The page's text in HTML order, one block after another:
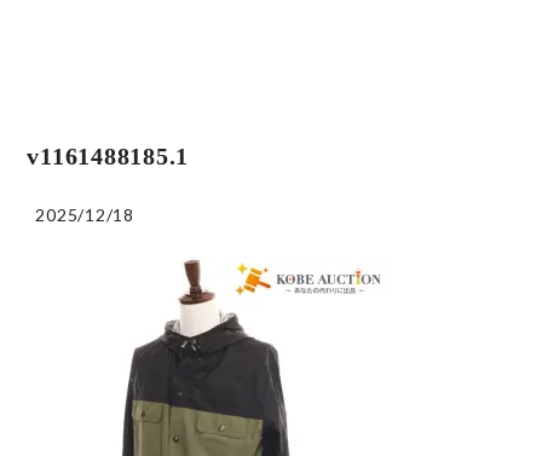
v1161488185.1
2025/12/18